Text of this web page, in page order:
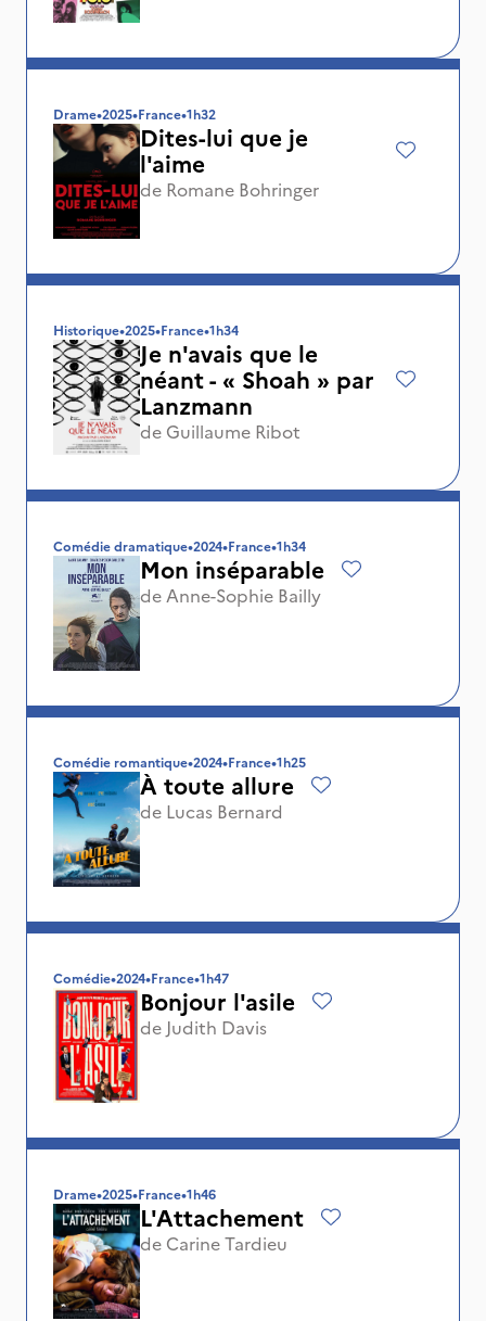
Drame•2025•France•1h32
Dites-lui que je
l'aime
de Romane Bohringer
Historique•2025•France•1h34
Je n'avais que le
néant - « Shoah » par
Lanzmann
de Guillaume Ribot
Comédie dramatique•2024•France•1h34
Mon inséparable
de Anne-Sophie Bailly
Comédie romantique•2024•France•1h25
À toute allure
de Lucas Bernard
Comédie•2024•France•1h47
Bonjour l'asile
de Judith Davis
Drame•2025•France•1h46
L'Attachement
de Carine Tardieu